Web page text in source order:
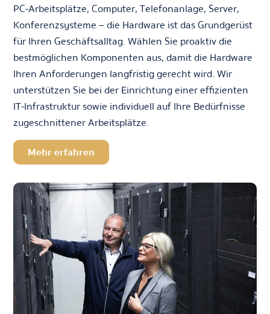
PC-Arbeitsplätze, Computer, Telefonanlage, Server,
Konferenzsysteme – die Hardware ist das Grundgerüst
für Ihren Geschäftsalltag. Wählen Sie proaktiv die
bestmöglichen Komponenten aus, damit die Hardware
Ihren Anforderungen langfristig gerecht wird. Wir
unterstützen Sie bei der Einrichtung einer effizienten
IT-Infrastruktur sowie individuell auf Ihre Bedürfnisse
zugeschnittener Arbeitsplätze.
Mehr erfahren